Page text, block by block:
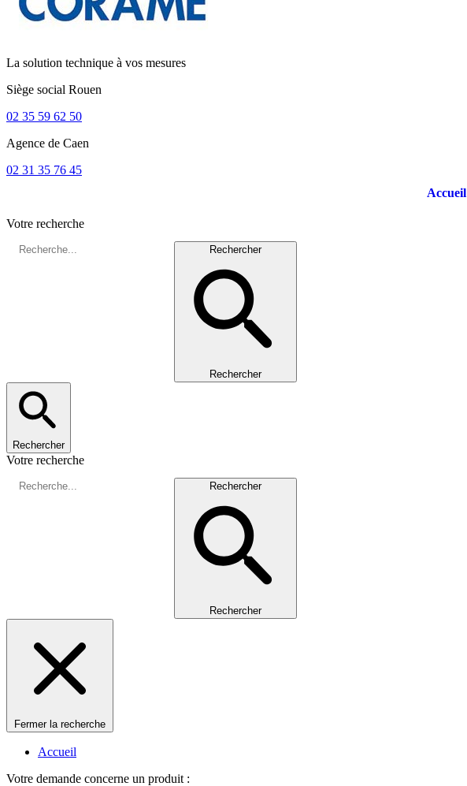
La solution technique à vos mesures
Siège social Rouen
02 35 59 62 50
Agence de Caen
02 31 35 76 45
Accueil
Votre recherche
Rechercher
Rechercher
Rechercher
Votre recherche
Rechercher
Rechercher
Fermer la recherche
Accueil
Votre demande concerne un produit :